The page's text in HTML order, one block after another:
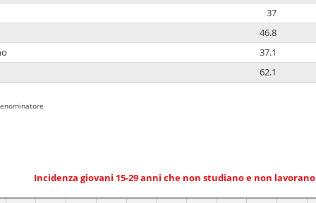
37
46.8
37.1
62.1
Incidenza giovani 15-29 anni che non studiano e non lavorano